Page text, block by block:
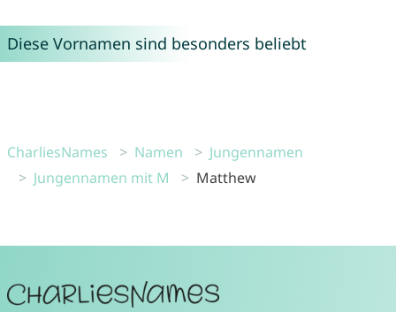
Diese Vornamen sind besonders beliebt
CharliesNames Namen
Jungennamen
Jungennamen mit M
Matthew